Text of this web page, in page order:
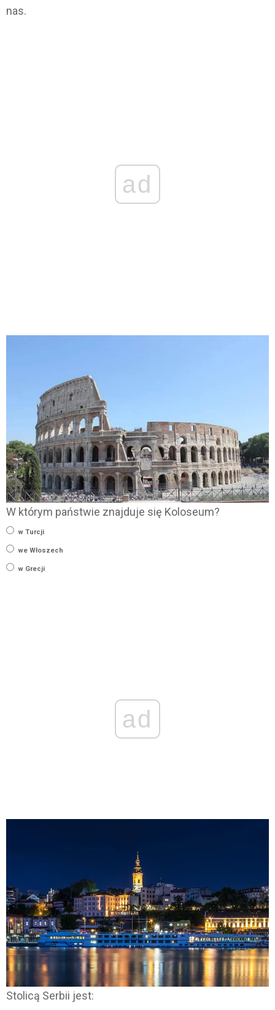
nas.
ad
W którym państwie znajduje się Koloseum?
w Turcji
we Włoszech
w Grecji
ad
Stolicą Serbii jest: